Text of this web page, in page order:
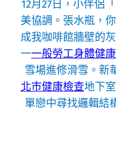
12月27日，小伴侶
美協調。張水瓶，
成我咖啡館牆壁的
一一般勞工身體健
雪場進修滑雪。新
北巿健康檢查地下
單戀中尋找邏輯結